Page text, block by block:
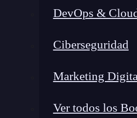
DevOps &
Ciberseguridad
Marketing
Ver todos los
Montana